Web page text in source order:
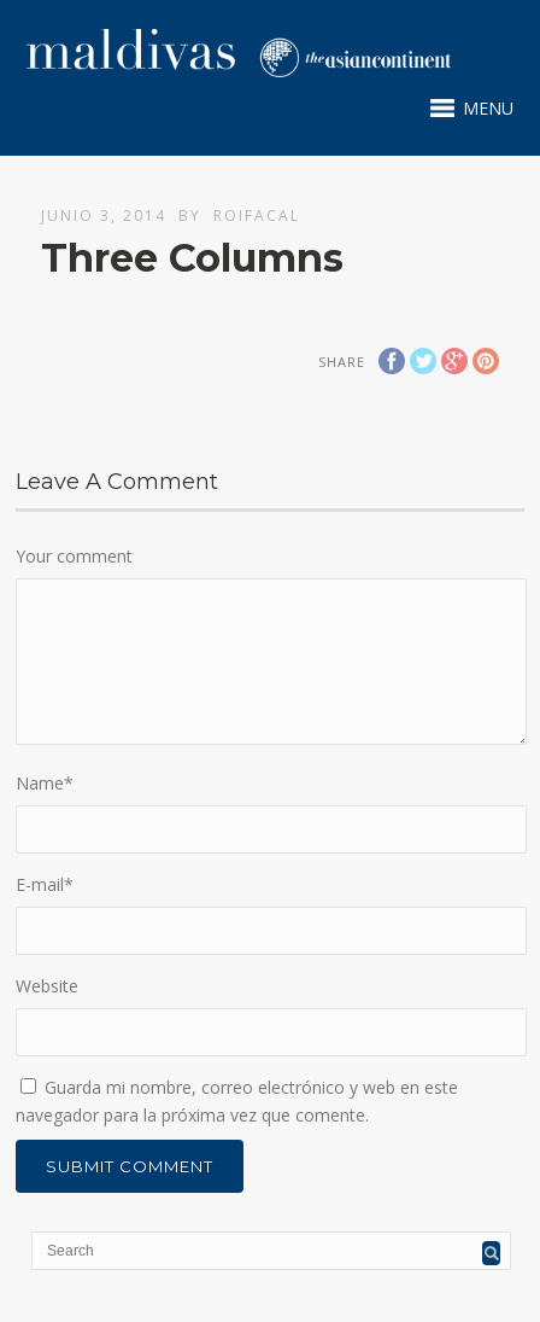
MENU
JUNIO 3, 2014 BY ROIFACAL
Three Columns
SHARE
Leave A Comment
Your comment
Name*
E-mail*
Website
Guarda mi nombre, correo electrónico y web en este
navegador para la próxima vez que comente.